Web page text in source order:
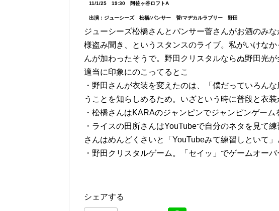
11/1/25 19:30 阿佐ヶ谷ロフトA
出演：ジューシーズ 松橋/パンサー 菅/マヂカルラブリー 野田
ジューシーズ松橋さんとパンサー菅さんがお酒のみ
様盗み聞き、というスタンスのライブ。私がいけな
んが加わったそうで。野田クリスタルならぬ野田光が
適当に印象にのこってるとこ
・野田さんが衣装を変えたのは、「僕だっていろん
うことを知らしめるため。いざという時に普段と衣
・松橋さんはKARAのジャンピンでジャンピンゲーム
・ライスの田所さんはYouTubeで自分のネタを見て
さんはめんどくさいと「YouTubeみて練習しといて
・野田クリスタルゲーム。「セイッ」でゲームオーバ
シェアする